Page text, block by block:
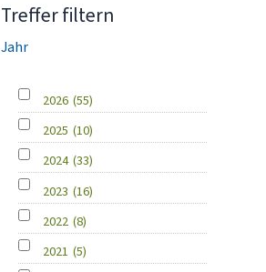
Treffer filtern
Jahr
2026 (55)
2025 (10)
2024 (33)
2023 (16)
2022 (8)
2021 (5)